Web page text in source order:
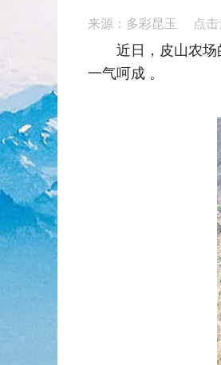
来源：多彩昆玉 点击
近日，皮山农
一气呵成 。